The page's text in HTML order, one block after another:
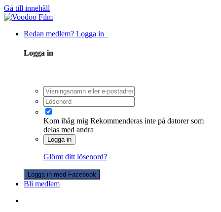
Gå till innehåll
Redan medlem? Logga in
Logga in
Kom ihåg mig Rekommenderas inte på datorer som
delas med andra
Logga in
Glömt ditt lösenord?
Logga in med Facebook
Bli medlem